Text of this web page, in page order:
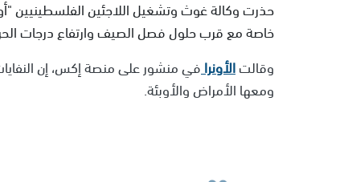
حذرت وكالة غوث وتشغيل اللاجئين الفلسطينيين
خاصة مع قرب حلول فصل الصيف وارتفاع درجات
وقالتالأونرافي منشور على منصة إكس، إن
ومعها الأمراض والأوبئة.